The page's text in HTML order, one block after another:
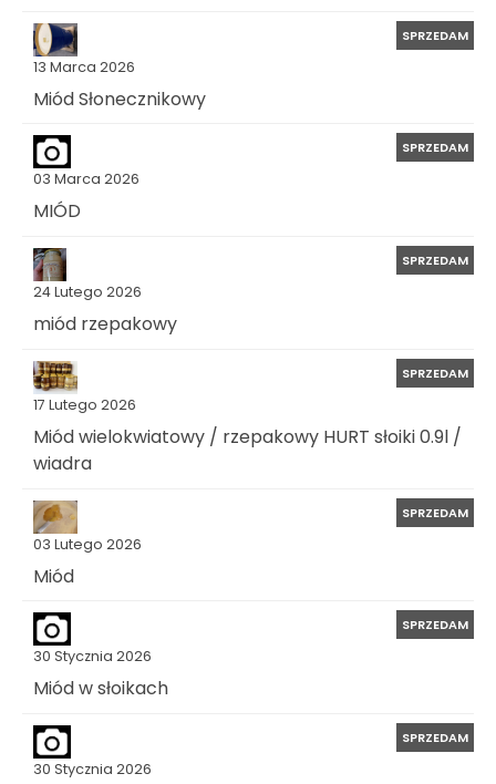
13 Marca 2026
SPRZEDAM
Miód Słonecznikowy
03 Marca 2026
SPRZEDAM
MIÓD
24 Lutego 2026
SPRZEDAM
miód rzepakowy
17 Lutego 2026
SPRZEDAM
Miód wielokwiatowy / rzepakowy HURT słoiki 0.9l /
wiadra
03 Lutego 2026
SPRZEDAM
Miód
30 Stycznia 2026
SPRZEDAM
Miód w słoikach
30 Stycznia 2026
SPRZEDAM